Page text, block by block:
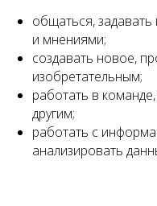
общаться,
и мнениями;
создавать новое,
изобретательным;
работать в
другим;
работать с
анализировать